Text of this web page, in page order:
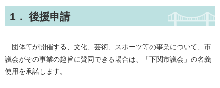
1． 後援申請
団体等が開催する、文化、芸術、スポーツ等の事業について、市
議会がその事業の趣旨に賛同できる場合は、「下関市議会」の名義
使用を承諾します。